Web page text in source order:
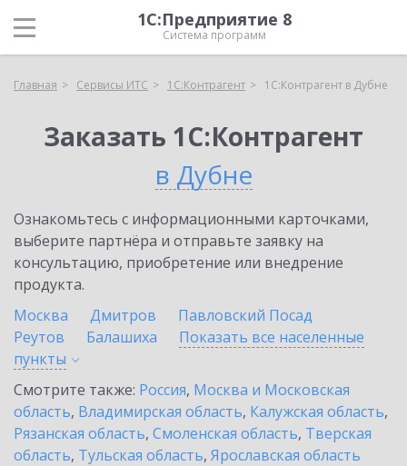
1С:Предприятие 8
Система программ
Главная Сервисы ИТС 1С:Контрагент 1С:Контрагент в Дубне
Заказать 1С:Контрагент
в Дубне
Ознакомьтесь с информационными карточками,
выберите партнёра и отправьте заявку на
консультацию, приобретение или внедрение
продукта.
Москва
Дмитров
Павловский Посад
Реутов
Балашиха
Показать все населенные
пункты
Смотрите также: Россия, Москва и Московская
область, Владимирская область, Калужская область,
Рязанская область, Смоленская область, Тверская
область, Тульская область, Ярославская область